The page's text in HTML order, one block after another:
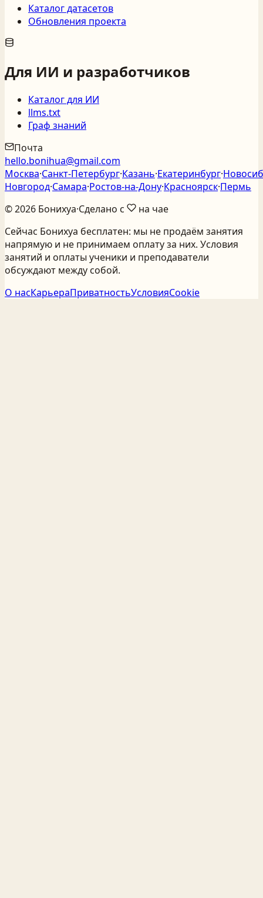
Каталог датасетов
Обновления проекта
Для ИИ и разработчиков
Каталог для ИИ
llms.txt
Граф знаний
Почта
hello.bonihua@gmail.com
Москва·Санкт‑Петербург·Казань·Екатеринбург·
Новгород·Самара·Ростов‑на‑Дону·Красноярск·Пермь
©2026 Бонихуа·Сделано с
на чае
Сейчас Бонихуа бесплатен: мы не продаём занятия
напрямую и не принимаем оплату за них. Условия
занятий и оплаты ученики и преподаватели
обсуждают между собой.
О насКарьераПриватностьУсловияCookie